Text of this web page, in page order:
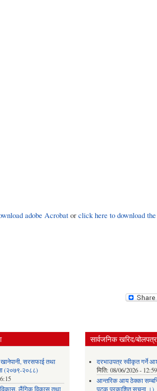
adobe Acrobat or click here to download
सरसफाई तथा
(२०७९-२०८८)
विकास, लैंगिक विकास तथा
सार्वजनिक खरिद/
दरभाउपत्र स्वीकृत गर्ने
मिति: 08/06/2026 - 12:59
आन्तरिक आय ठेक्का
पटक प्रकाशित सूचना ।)